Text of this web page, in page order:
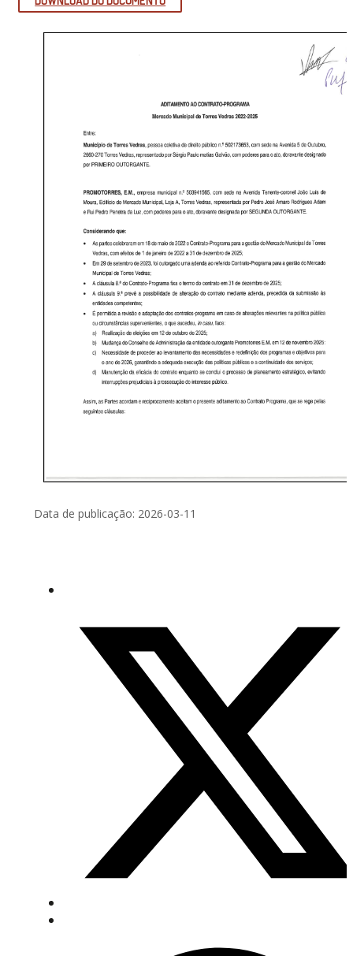
Data de publicação: 2026-03-11